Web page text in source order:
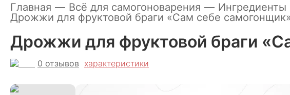
Главная — Всё для самогоноварения — Ингредиенты
Дрожжи для фруктовой браги «Сам себе
Дрожжи для фруктовой браги
0 отзывов характеристики